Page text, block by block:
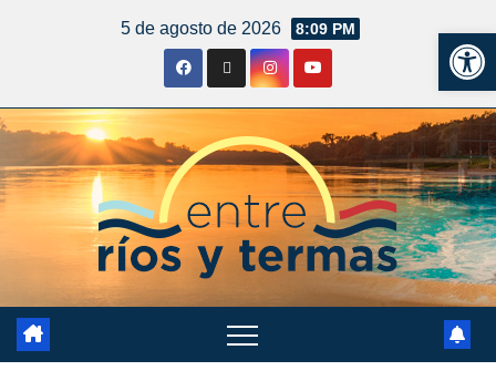
5 de agosto de 2026 8:09 PM